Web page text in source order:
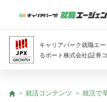
キャリアパーク就職エ
るポート株式会社(証券
トップ
就活コンテンツ 就活で